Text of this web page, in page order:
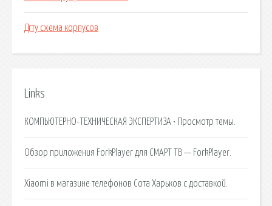
Дгту схема корпусов
Links
КОМПЬЮТЕРНО-ТЕХНИЧЕСКАЯ ЭКСПЕРТИЗА • Просмотр темы.
Обзор приложения ForkPlayer для СМАРТ ТВ — ForkPlayer.
Xiaomi в магазине телефонов Сота Харьков с доставкой.